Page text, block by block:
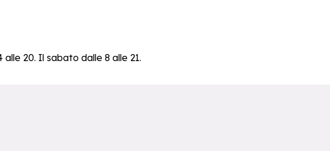
20. Il sabato dalle 8 alle 21.